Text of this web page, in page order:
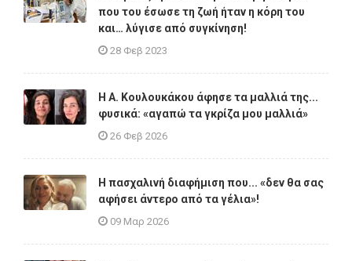
που του έσωσε τη ζωή ήταν η κόρη του
και… λύγισε από συγκίνηση!
28 Φεβ 2023
Η A. Κουλουκάκου άφησε τα μαλλιά της...
φυσικά: «αγαπώ τα γκρίζα μου μαλλιά»
26 Φεβ 2026
Η πασχαλινή διαφήμιση που... «δεν θα σας
αφήσει άντερο από τα γέλια»!
09 Μαρ 2026